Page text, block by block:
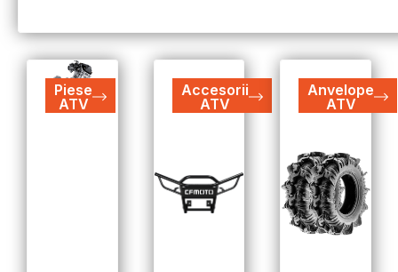
Piese
ATV
Accesorii
ATV
Anvelope
ATV